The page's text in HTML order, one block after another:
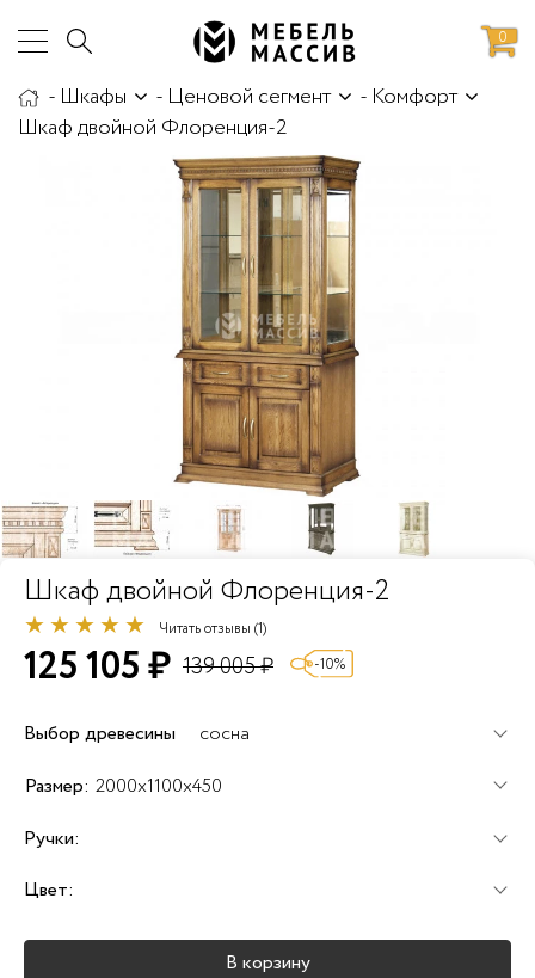
Доставка и сборка
0
- Шкафы - Ценовой сегмент - Комфорт
Шкаф двойной Флоренция-2
Шкаф двойной Флоренция-2
Читать отзывы (1)
125 105 ₽ 139 005 ₽ -10%
Выбор древесины сосна
Размер: 2000x1100x450
Ручки:
Цвет:
В корзину